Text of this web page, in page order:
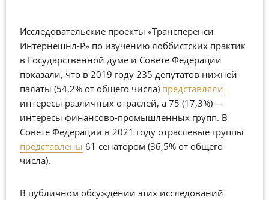
Исследовательские проекты «Трансперенси
Интернешнл-Р» по изучению лоббистских практик
в Государственной думе и Совете Федерации
показали, что в 2019 году 235 депутатов нижней
палаты (54,2% от общего числа) представляли
интересы различных отраслей, а 75 (17,3%) —
интересы финансово-промышленных групп. В
Совете Федерации в 2021 году отраслевые группы
представлены 61 сенатором (36,5% от общего
числа).
В публичном обсуждении этих исследований